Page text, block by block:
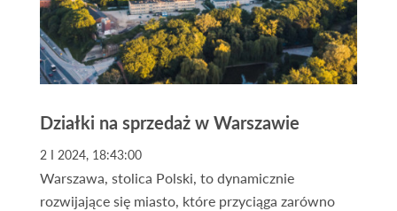
Działki na sprzedaż w Warszawie
2 I 2024, 18:43:00
Warszawa, stolica Polski, to dynamicznie
rozwijające się miasto, które przyciąga zarówno